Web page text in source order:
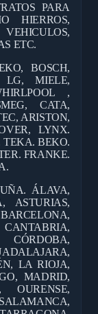
PARA
HIERROS,
ETC.
BOSCH,
LG, MIELE,
,
CATA,
ARISTON,
LYNX.
TEKA. BEKO.
FRANKE.
ÁLAVA,
ASTURIAS,
LA RIOJA,
MADRID,
OURENSE,